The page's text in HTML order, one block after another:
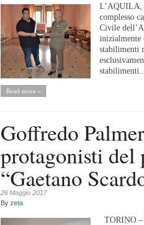
L’AQUILA,
complesso
Civile
inizialmente
stabilimenti
stabilimenti...
Read more »
Goffredo
protagonisti
“Gaetano
26 Maggio 2017
By zeta
TORINO